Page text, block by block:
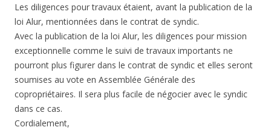
Les diligences pour travaux étaient, avant la publication de la
loi Alur, mentionnées dans le contrat de syndic.
Avec la publication de la loi Alur, les diligences pour mission
exceptionnelle comme le suivi de travaux importants ne
pourront plus figurer dans le contrat de syndic et elles seront
soumises au vote en Assemblée Générale des
copropriétaires. Il sera plus facile de négocier avec le syndic
dans ce cas.
Cordialement,